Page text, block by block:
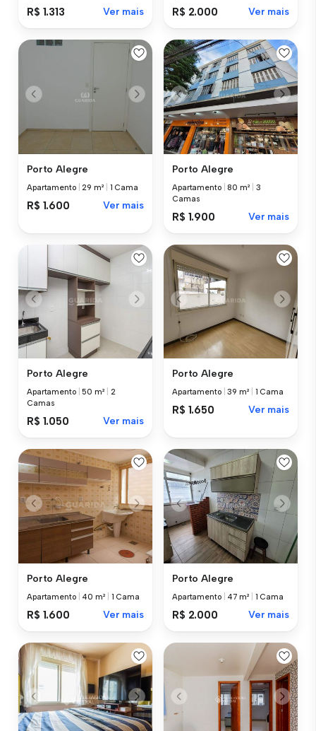
R$ 1.313 Ver mais R$ 2.000 Ver mais
Porto Alegre
Apartamento |29 m² 1 Cama
R$ 1.600 Ver mais
Porto Alegre
Apartamento |80 m²
3
Camas
R$ 1.900 Ver mais
Porto Alegre
Apartamento |50 m²
2
Camas
R$ 1.050 Ver mais
Porto Alegre
Apartamento |39 m² 1 Cama
R$ 1.650 Ver mais
Porto Alegre
Apartamento 40 m² 1 Cama
R$ 1.600 Ver mais
Porto Alegre
Apartamento 47 m² 1 Cama
R$ 2.000 Ver mais